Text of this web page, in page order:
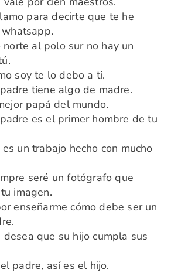
para decirte que te he
al polo sur no hay un
soy te lo debo a ti.
tiene algo de madre.
papá del mundo.
es el primer hombre de tu
un trabajo hecho con mucho
seré un fotógrafo que
imagen.
enseñarme cómo debe ser un
desea que su hijo cumpla sus
padre, así es el hijo.